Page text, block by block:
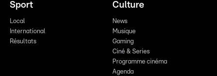
Sport
Local
International
Résultats
Culture
News
Musique
Gaming
Ciné & Series
Programme cinéma
Agenda